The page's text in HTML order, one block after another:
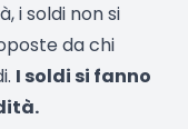
i soldi non si
da chi
I soldi si fanno